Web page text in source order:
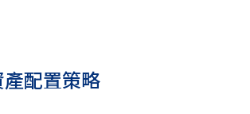
配置策略